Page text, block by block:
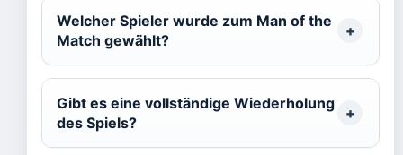
Welcher Spieler wurde zum Man of the
Match gewählt?
Gibt es eine vollständige Wiederholung
des Spiels?